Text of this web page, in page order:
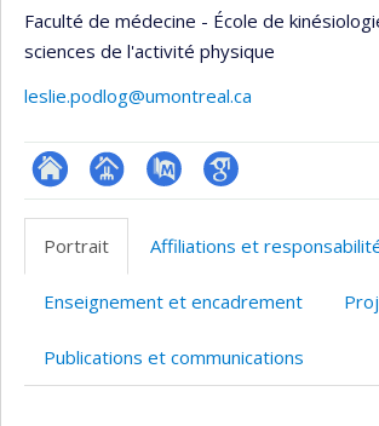
Faculté de médecine - École de
sciences de l'activité physique
leslie.podlog@umontreal.ca
ResearchGate
Page
professionnelle
(faculté,département,école)
PubMedGoogle
Portrait Affiliations et
Enseignement et encadrement
Publications et communications